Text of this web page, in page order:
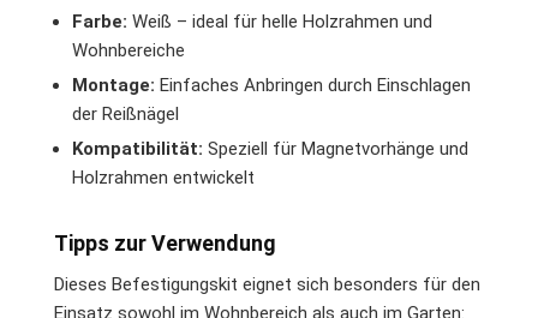
Farbe: Weiß – ideal für helle Holzrahmen und
Wohnbereiche
Montage: Einfaches Anbringen durch Einschlagen
der Reißnägel
Kompatibilität: Speziell für Magnetvorhänge und
Holzrahmen entwickelt
Tipps zur Verwendung
Dieses Befestigungskit eignet sich besonders für den
Einsatz sowohl im Wohnbereich als auch im Garten: